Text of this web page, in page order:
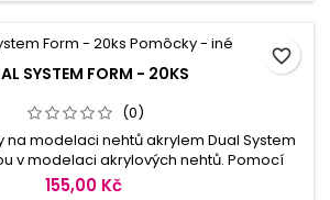
SYSTEM FORM - 20KS
(0)
na modelaci nehtů akrylem Dual System
v modelaci akrylových nehtů. Pomocí
akrylové nehty velmi rychle a
155,00 Kč
favorite_border